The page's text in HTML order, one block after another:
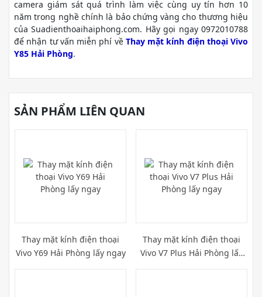
camera giám sát quá trình làm việc cùng uy tín hơn 10
năm trong nghề chính là bảo chứng vàng cho thương hiệu
của Suadienthoaihaiphong.com. Hãy gọi ngay 0972010788
để nhận tư vấn miễn phí về Thay mặt kính điện thoại Vivo
Y85 Hải Phòng.
SẢN PHẨM LIÊN QUAN
Thay mặt kính điện thoại
Vivo Y69 Hải Phòng lấy ngay
Thay mặt kính điện thoại
Vivo V7 Plus Hải Phòng lấy